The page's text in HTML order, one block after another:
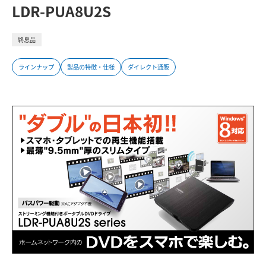
LDR-PUA8U2S
終息品
ラインナップ 製品の特徴・仕様 ダイレクト通販